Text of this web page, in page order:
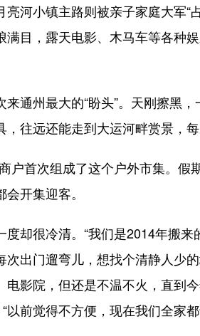
小镇主路则被亲子家庭大军“
目，露天电影、木马车等各种
州最大的“盼头”。天刚擦黑，
往远还能走到大运河畔赏景，每
首次组成了这个户外市集。假
开集迎客。
很冷清。“我们是2014年搬来
出门遛弯儿，想找个清静人少
影院，但还是不温不火，直到
以前觉得不方便，现在我们全家